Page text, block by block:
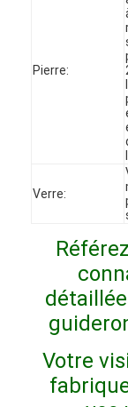
Le spectacle
À propos de
Visite de
Contrôle
Contactez-
Les affaires
Les
Causez
Pierre:
Verre:
Votre